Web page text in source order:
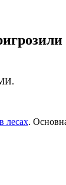
лесах.